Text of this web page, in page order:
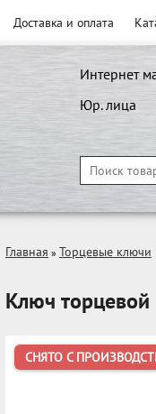
Доставка и оплата
Интернет
Юр. лица
Главная » Торцевые ключи
Ключ
СНЯТО С